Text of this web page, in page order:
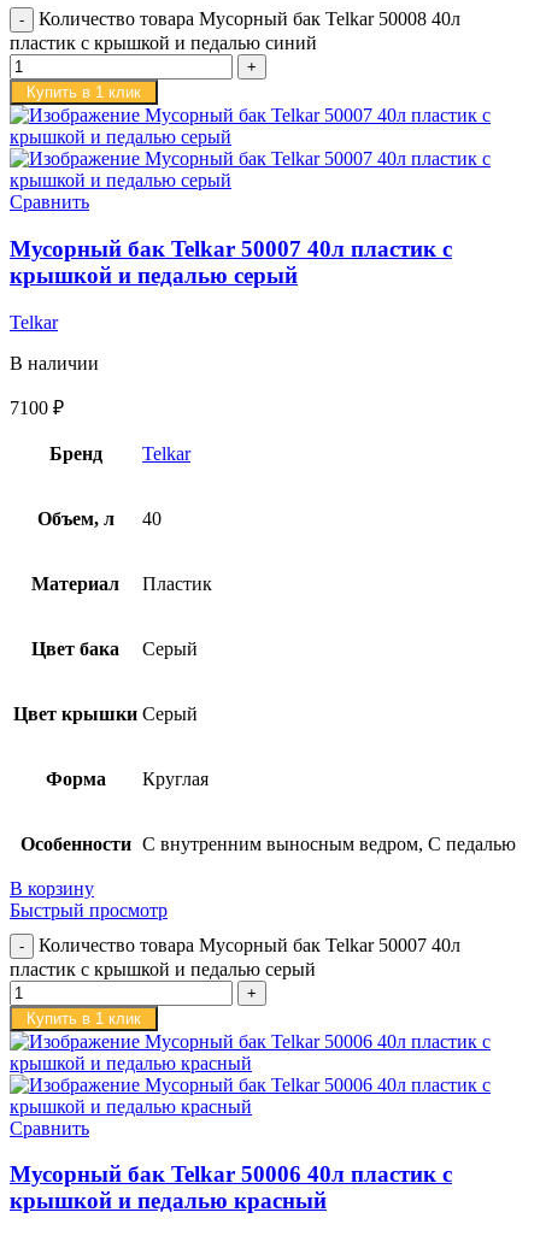
Количество товара Мусорный бак Telkar 50008 40л
пластик с крышкой и педалью синий
Купить в 1 клик
Сравнить
Мусорный бак Telkar 50007 40л пластик с
крышкой и педалью серый
Telkar
В наличии
7100 ₽
Бренд Telkar
Объем, л 40
Материал Пластик
Цвет бака Серый
Цвет крышки Серый
Форма Круглая
Особенности С внутренним выносным ведром, С педалью
В корзину
Быстрый просмотр
Количество товара Мусорный бак Telkar 50007 40л
пластик с крышкой и педалью серый
Купить в 1 клик
Сравнить
Мусорный бак Telkar 50006 40л пластик с
крышкой и педалью красный